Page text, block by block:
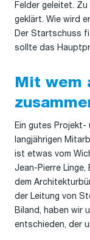
Felder geleitet.
geklärt. Wie wird
Der Startschuss
sollte das
Mit wem
Ein gutes Projekt-
langjährigen
ist etwas vom
Jean-Pierre Linge,
dem
der Leitung von
Biland, haben wir
entschieden, der